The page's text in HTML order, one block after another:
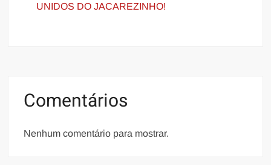
UNIDOS DO JACAREZINHO!
Comentários
Nenhum comentário para mostrar.